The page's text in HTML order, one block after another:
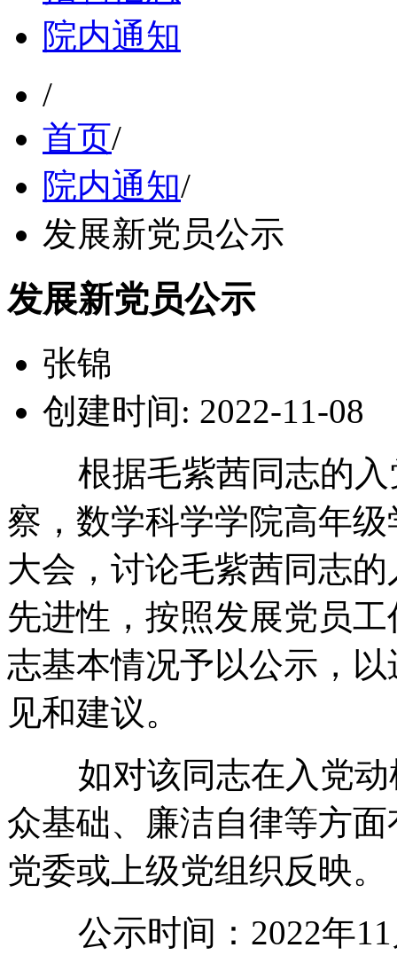
院内通知
/
首页/
院内通知/
发展新党员公示
发展新党员公示
张锦
创建时间: 2022-11-08
根据毛紫茜同志的入
察，数学科学学院高年
大会，讨论毛紫茜同志
先进性，按照发展党员
志基本情况予以公示，
见和建议。
如对该同志在入党动
众基础、廉洁自律等方
党委或上级党组织反映。
公示时间：2022年11